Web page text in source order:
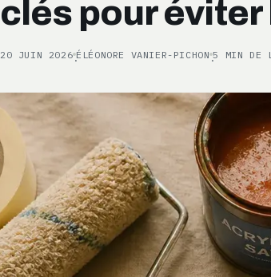
clés pour
20 JUIN 2026·ÉLÉONORE VANIER-PICHON·5 MIN DE